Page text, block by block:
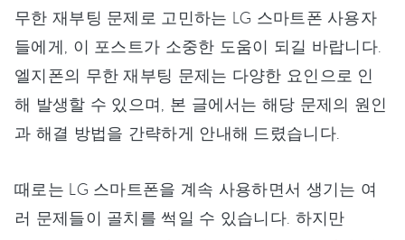
무한 재부팅 문제로 고민하는 LG 스마트폰 사용자
들에게, 이 포스트가 소중한 도움이 되길 바랍니다.
엘지폰의 무한 재부팅 문제는 다양한 요인으로 인
해 발생할 수 있으며, 본 글에서는 해당 문제의 원인
과 해결 방법을 간략하게 안내해 드렸습니다.
때로는 LG 스마트폰을 계속 사용하면서 생기는 여
러 문제들이 골치를 썩일 수 있습니다. 하지만